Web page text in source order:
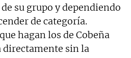
su grupo y dependiendo
de categoría.
hagan los de Cobeña
directamente sin la